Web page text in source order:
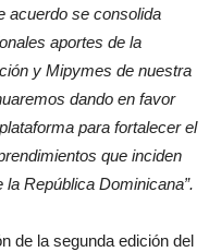
acuerdo se consolida
aportes de la
y Mipymes de nuestra
dando en favor
para fortalecer el
que inciden
República Dominicana”.
de la segunda edición del